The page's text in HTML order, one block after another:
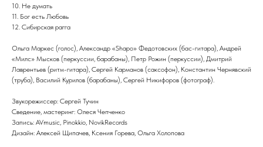
10. Не думать
11. Бог есть Любовь
12. Сибирская рагга
Ольга Маркес (голос), Александр «Shapo» Федотовских (бас-гитара), Андрей
«Милс» Мысков (перкуссии, барабаны), Петр Рожин (перкуссии), Дмитрий
Лаврентьев (ритм-гитара), Сергей Карманов (саксофон), Константин Чернявский
(труба), Василий Курилов (барабаны), Сергей Никифоров (фотограф).
Звукорежиссер: Сергей Тучин
Сведение, мастеринг: Олеся Чепченко
Запись: AVmusic, Pinokkio, NovikRecords
Дизайн: Алексей Щипачев, Ксения Горева, Ольга Холопова